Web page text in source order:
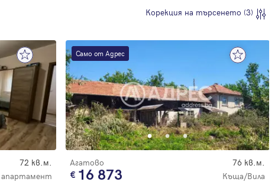
Address Run
Франчайз
въпроси
наемодатели
наематели
Анализ на
Новини
Корекция на търсенето (3)
72 кв.м.
Само от Адрес
Агатово 76 кв.м.
16 873 Къща/Вила